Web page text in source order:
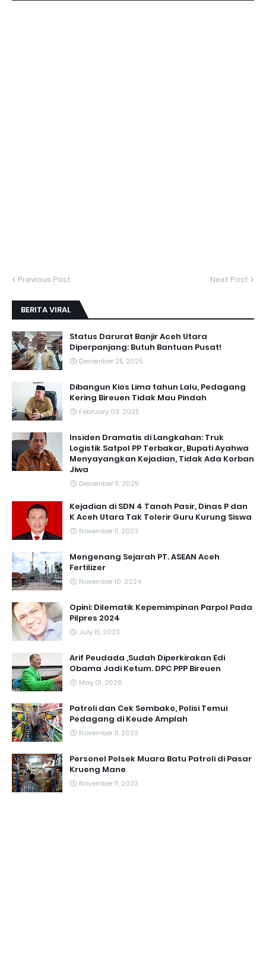
Previous Post Next Post
BERITA VIRAL
Status Darurat Banjir Aceh Utara
Diperpanjang: Butuh Bantuan Pusat!
December 25, 2025
Dibangun Kios Lima tahun Lalu, Pedagang
Kering Bireuen Tidak Mau Pindah
February 03, 2025
Insiden Dramatis di Langkahan: Truk
Logistik Satpol PP Terbakar, Bupati Ayahwa
Menyayangkan Kejadian, Tidak Ada Korban
Jiwa
December 11, 2025
Kejadian di SDN 4 Tanah Pasir, Dinas P dan
K Aceh Utara Tak Tolerir Guru Kurung Siswa
November 11, 2023
Mengenang Sejarah PT. ASEAN Aceh
Fertilizer
November 10, 2024
Opini: Dilematik Kepemimpinan Parpol Pada
Pilpres 2024
July 15, 2023
Arif Peudada ,Sudah Diperkirakan Edi
Obama Jadi Ketum. DPC PPP Bireuen
May 01, 2026
Patroli dan Cek Sembako, Polisi Temui
Pedagang di Keude Amplah
November 11, 2023
Personel Polsek Muara Batu Patroli di Pasar
Krueng Mane
November 11, 2023